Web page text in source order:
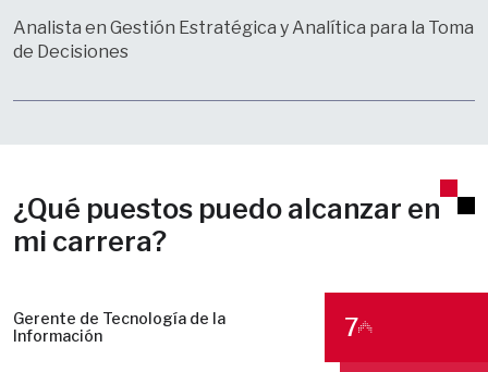
Analista en Gestión Estratégica y Analítica para la Toma
de Decisiones
¿Qué puestos puedo alcanzar en
mi carrera?
Gerente de Tecnología de la
Información
7